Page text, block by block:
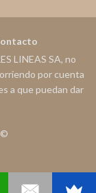
LINEAS SA, no
por cuenta
a que puedan dar